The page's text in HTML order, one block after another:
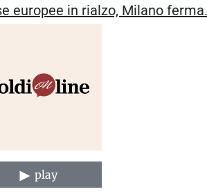
europee in rialzo, Milano
play